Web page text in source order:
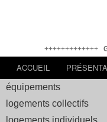
+++++++++++++
ACCUEIL
équipements
logements collectifs
logements individuels